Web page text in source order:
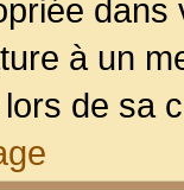
à un
de sa